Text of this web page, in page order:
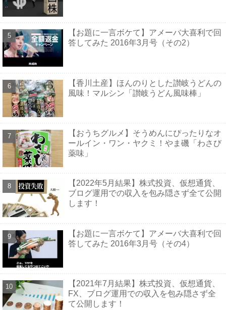
【お題に一言ボケて】アメーバ大喜利で回
答してみた 2016年3月号（その2）
【香川土産】ほんのりとした讃岐うどんの
風味！マルシン「讃岐うどん風味棒」
【おうちグルメ】そうめんにぴったりなオ
ールイン・ワン・ヤクミ！やま磯「わさび
薬味」
【2022年5月結果】株式投資、仮想通貨、
ブログ運用での収入を包み隠さず全て公開
します！
【お題に一言ボケて】アメーバ大喜利で回
答してみた 2016年3月号（その4）
【2021年7月結果】株式投資、仮想通貨、
FX、ブログ運用での収入を包み隠さず全
て公開します！